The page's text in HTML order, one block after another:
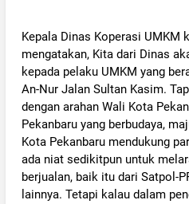
‎Kepala Dinas Koperasi UMKM
mengatakan, Kita dari Dinas
kepada pelaku UMKM yang
An-Nur Jalan Sultan Kasim.
dengan arahan Wali Kota
Pekanbaru yang berbudaya,
Kota Pekanbaru mendukung
ada niat sedikitpun untuk
berjualan, baik itu dari Satpol-
lainnya. Tetapi kalau dalam